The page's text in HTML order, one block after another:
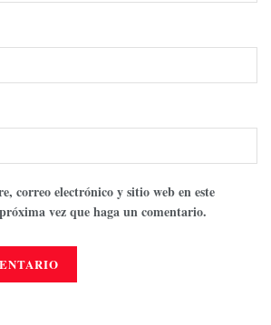
correo electrónico y sitio web en este
vez que haga un comentario.